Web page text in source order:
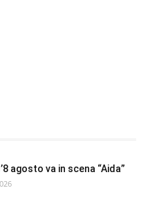
agosto va in scena “Aida”